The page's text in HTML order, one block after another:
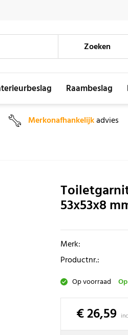
Zoeken
Raambeslag
Merkonafhankelijkadvies
53x53x8
Merk:
Productnr.:
Op voorraad
€ 26,59